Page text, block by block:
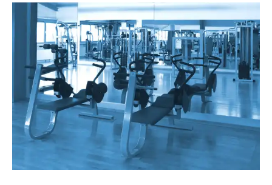
RainerSturm